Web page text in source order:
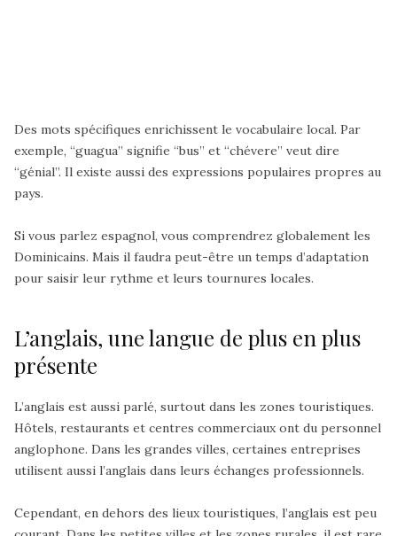
Des mots spécifiques enrichissent le vocabulaire local. Par
exemple, “guagua” signifie “bus” et “chévere” veut dire
“génial”. Il existe aussi des expressions populaires propres au
pays.
Si vous parlez espagnol, vous comprendrez globalement les
Dominicains. Mais il faudra peut-être un temps d’adaptation
pour saisir leur rythme et leurs tournures locales.
L’anglais, une langue de plus en plus
présente
L’anglais est aussi parlé, surtout dans les zones touristiques.
Hôtels, restaurants et centres commerciaux ont du personnel
anglophone. Dans les grandes villes, certaines entreprises
utilisent aussi l’anglais dans leurs échanges professionnels.
Cependant, en dehors des lieux touristiques, l’anglais est peu